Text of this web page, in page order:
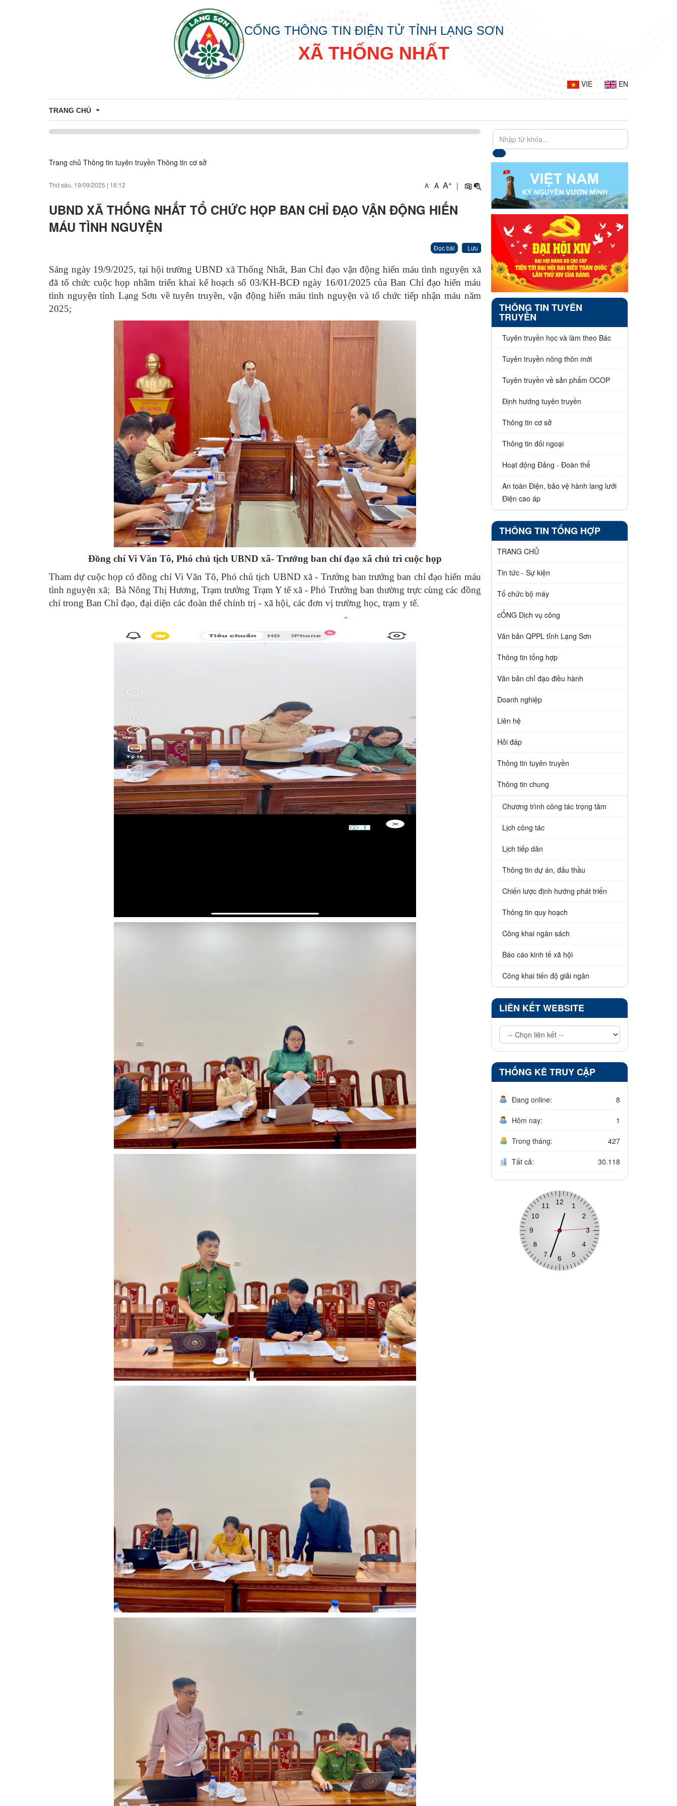
CỔNG THÔNG TIN ĐIỆN TỬ TỈNH LẠNG SƠN
XÃ THỐNG NHẤT
VIE EN
TRANG CHỦ
Trang chủ Thông tin tuyên truyền Thông tin cơ sở
Thứ sáu, 19/09/2025 | 16:12 A- A A+ |
UBND XÃ THỐNG NHẤT TỔ CHỨC HỌP BAN CHỈ ĐẠO VẬN ĐỘNG HIẾN
MÁU TÌNH NGUYỆN
Đọc bài Lưu
Sáng ngày 19/9/2025, tại hội trường UBND xã Thống Nhất, Ban Chỉ đạo vận động hiến máu tình nguyện xã
đã tổ chức cuộc họp nhằm triển khai kế hoạch số 03/KH-BCĐ ngày 16/01/2025 của Ban Chỉ đạo hiến máu
tình nguyện tỉnh Lạng Sơn về tuyên truyền, vận động hiến máu tình nguyện và tổ chức tiếp nhận máu năm
2025;
Đồng chí Vi Văn Tô, Phó chủ tịch UBND xã- Trưởng ban chỉ đạo xã chủ trì cuộc họp
Tham dự cuộc họp có đồng chí Vi Văn Tô, Phó chủ tịch UBND xã - Trưởng ban trưởng ban chỉ đạo hiến máu
tình nguyện xã; Bà Nông Thị Hương, Trạm trưởng Trạm Y tế xã - Phó Trưởng ban thường trực cùng các đồng
chí trong Ban Chỉ đạo, đại diện các đoàn thể chính trị - xã hội, các đơn vị trường học, trạm y tế.
THÔNG TIN TUYÊN
TRUYỀN
Tuyên truyền học và làm theo Bác
Tuyên truyền nông thôn mới
Tuyên truyền về sản phẩm OCOP
Định hướng tuyên truyền
Thông tin cơ sở
Thông tin đối ngoại
Hoạt động Đảng - Đoàn thể
An toàn Điện, bảo vệ hành lang lưới
Điện cao áp
THÔNG TIN TỔNG HỢP
TRANG CHỦ
Tin tức - Sự kiện
Tổ chức bộ máy
cỔNG Dịch vụ công
Văn bản QPPL tỉnh Lạng Sơn
Thông tin tổng hợp
Văn bản chỉ đạo điều hành
Doanh nghiệp
Liên hệ
Hỏi đáp
Thông tin tuyên truyền
Thông tin chung
Chương trình công tác trọng tâm
Lịch công tác
Lịch tiếp dân
Thông tin dự án, đấu thầu
Chiến lược định hướng phát triển
Thông tin quy hoạch
Công khai ngân sách
Báo cáo kinh tế xã hội
Công khai tiến độ giải ngân
LIÊN KẾT WEBSITE
THỐNG KÊ TRUY CẬP
Đang online: 8
Hôm nay: 1
Trong tháng: 427
Tất cả: 30.118